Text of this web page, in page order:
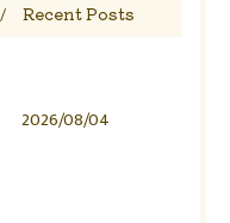
Recent Posts
2026/08/04